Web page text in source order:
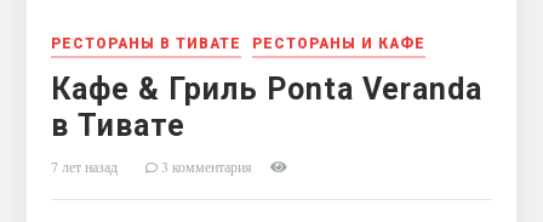
РЕСТОРАНЫ В ТИВАТЕ РЕСТОРАНЫ И КАФЕ
Кафе & Гриль Ponta Veranda
в Тивате
7 лет назад 3 комментария